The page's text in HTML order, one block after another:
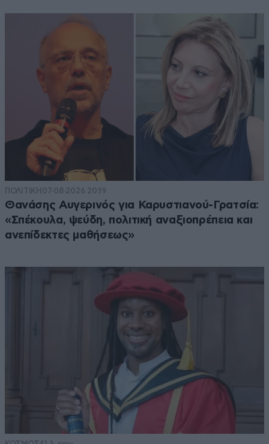
ΠΟΛΙΤΙΚΗ 07·08·2026 20:19
Θανάσης Αυγερινός για Καρυστιανού-Γρατσία:
«Σπέκουλα, ψεύδη, πολιτική αναξιοπρέπεια και
ανεπίδεκτες μαθήσεως»